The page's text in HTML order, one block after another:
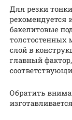
Для резки
рекомендуется
бакелитовые
толстостенных
слой в
главный
Обратить